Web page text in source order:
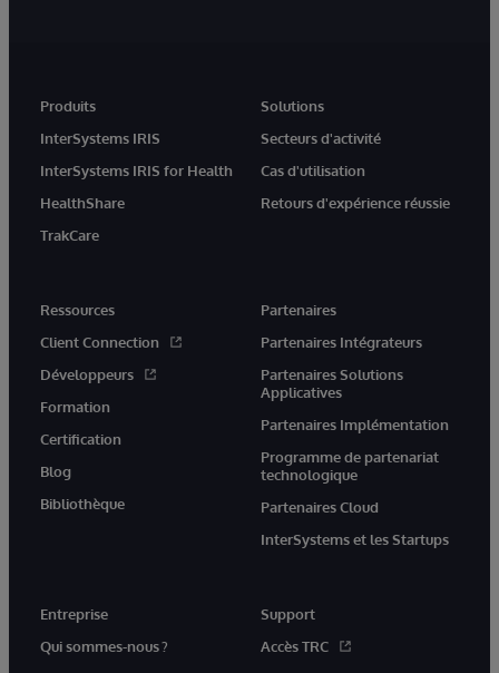
Produits
InterSystems IRIS
InterSystems IRIS for Health
HealthShare
TrakCare
Solutions
Secteurs d'activité
Cas d'utilisation
Retours d'expérience réussie
Ressources
Client Connection
Développeurs
Formation
Certification
Blog
Bibliothèque
Partenaires
Partenaires Intégrateurs
Partenaires Solutions
Applicatives
Partenaires Implémentation
Programme de partenariat
technologique
Partenaires Cloud
InterSystems et les Startups
Entreprise
Qui sommes-nous ?
Support
Accès TRC